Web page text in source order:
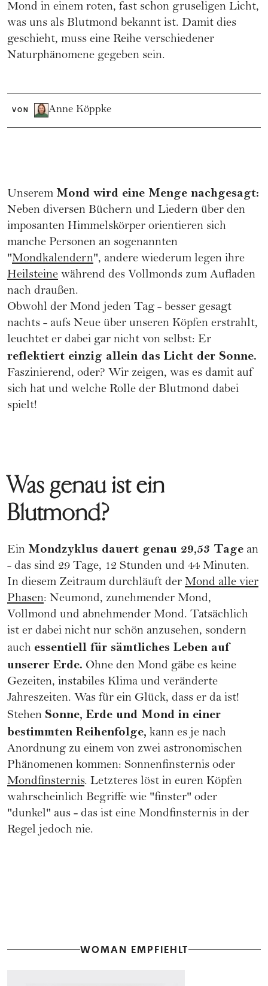
Mond in einem roten, fast schon gruseligen Licht,
was uns als Blutmond bekannt ist. Damit dies
geschieht, muss eine Reihe verschiedener
Naturphänomene gegeben sein.
VON Anne Köppke
Unserem Mond wird eine Menge nachgesagt:
Neben diversen Büchern und Liedern über den
imposanten Himmelskörper orientieren sich
manche Personen an sogenannten
"Mondkalendern", andere wiederum legen ihre
Heilsteine während des Vollmonds zum Aufladen
nach draußen.
Obwohl der Mond jeden Tag - besser gesagt
nachts - aufs Neue über unseren Köpfen erstrahlt,
leuchtet er dabei gar nicht von selbst: Er
reflektiert einzig allein das Licht der Sonne.
Faszinierend, oder? Wir zeigen, was es damit auf
sich hat und welche Rolle der Blutmond dabei
spielt!
Was genau ist ein
Blutmond?
Ein Mondzyklus dauert genau 29,53 Tage an
- das sind 29 Tage, 12 Stunden und 44 Minuten.
In diesem Zeitraum durchläuft der Mond alle vier
Phasen: Neumond, zunehmender Mond,
Vollmond und abnehmender Mond. Tatsächlich
ist er dabei nicht nur schön anzusehen, sondern
auch essentiell für sämtliches Leben auf
unserer Erde. Ohne den Mond gäbe es keine
Gezeiten, instabiles Klima und veränderte
Jahreszeiten. Was für ein Glück, dass er da ist!
Stehen Sonne, Erde und Mond in einer
bestimmten Reihenfolge, kann es je nach
Anordnung zu einem von zwei astronomischen
Phänomenen kommen: Sonnenfinsternis oder
Mondfinsternis. Letzteres löst in euren Köpfen
wahrscheinlich Begriffe wie "finster" oder
"dunkel" aus - das ist eine Mondfinsternis in der
Regel jedoch nie.
WOMAN EMPFIEHLT